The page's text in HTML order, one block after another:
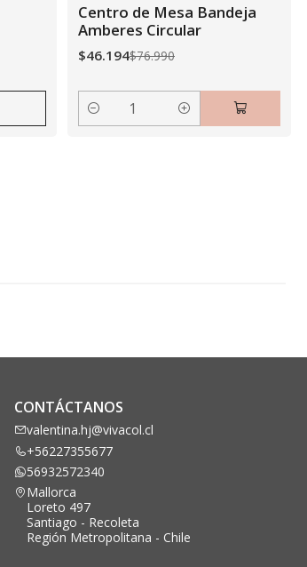
Centro de Mesa Bandeja
Amberes Circular
$46.194$76.990
Cantidad
CONTÁCTANOS
valentina.hj@vivacol.cl
+56227355677
56932572340
Mallorca
Loreto 497
Santiago - Recoleta
Región Metropolitana - Chile